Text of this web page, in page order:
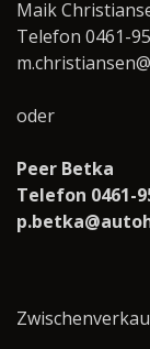
Maik
Telefon 0461-
oder
Peer Betka
Telefon 0461-